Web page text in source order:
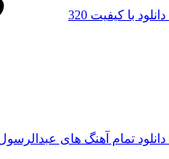
دانلود با کیفیت 320
دانلود تمام آهنگ های